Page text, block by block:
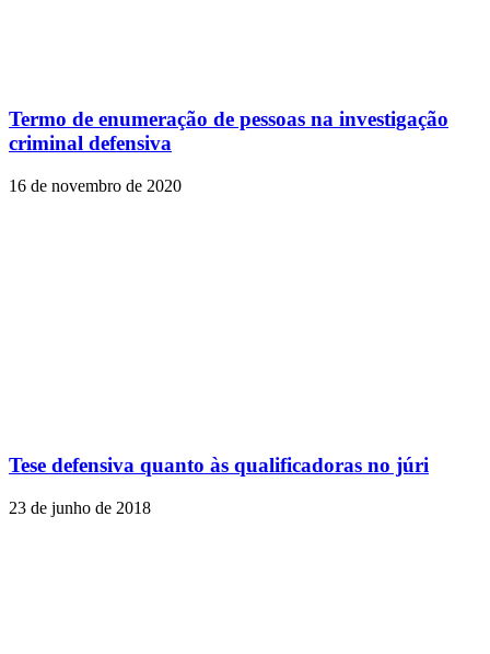
Termo de enumeração de pessoas na investigação
criminal defensiva
16 de novembro de 2020
Tese defensiva quanto às qualificadoras no júri
23 de junho de 2018